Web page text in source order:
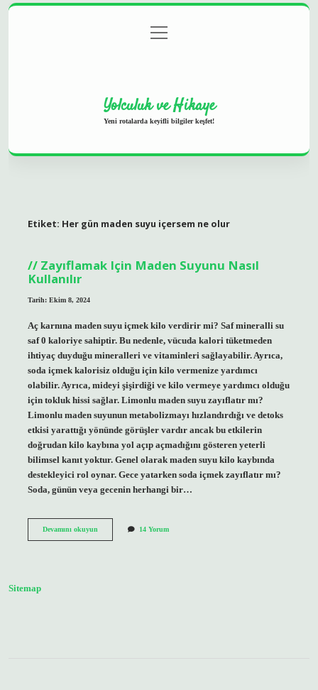
Gizlilik Politikası
menüyü
aç
Yolculuk ve Hikaye
Yeni rotalarda keyifli bilgiler keşfet!
Etiket: Her gün maden suyu içersem ne olur
Zayıflamak Için Maden Suyunu Nasıl
Kullanılır
Tarih: Ekim 8, 2024
Aç karnına maden suyu içmek kilo verdirir mi? Saf mineralli su
saf 0 kaloriye sahiptir. Bu nedenle, vücuda kalori tüketmeden
ihtiyaç duyduğu mineralleri ve vitaminleri sağlayabilir. Ayrıca,
soda içmek kalorisiz olduğu için kilo vermenize yardımcı
olabilir. Ayrıca, mideyi şişirdiği ve kilo vermeye yardımcı olduğu
için tokluk hissi sağlar. Limonlu maden suyu zayıflatır mı?
Limonlu maden suyunun metabolizmayı hızlandırdığı ve detoks
etkisi yarattığı yönünde görüşler vardır ancak bu etkilerin
doğrudan kilo kaybına yol açıp açmadığını gösteren yeterli
bilimsel kanıt yoktur. Genel olarak maden suyu kilo kaybında
destekleyici rol oynar. Gece yatarken soda içmek zayıflatır mı?
Soda, günün veya gecenin herhangi bir…
Devamını okuyunZayıflamak
14 Yorum
Sitemap